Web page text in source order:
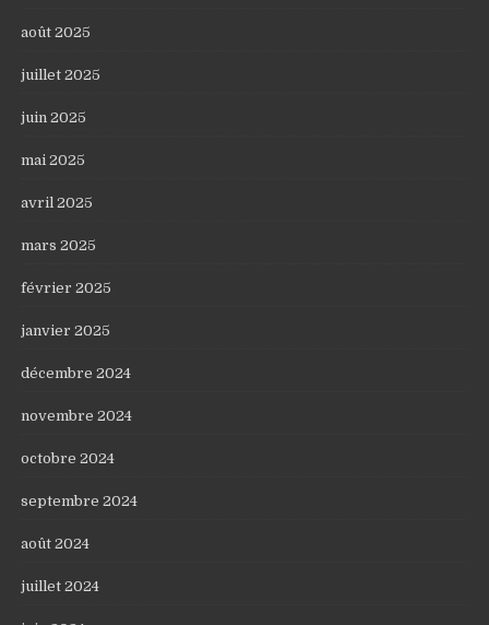
août 2025
juillet 2025
juin 2025
mai 2025
avril 2025
mars 2025
février 2025
janvier 2025
décembre 2024
novembre 2024
octobre 2024
septembre 2024
août 2024
juillet 2024